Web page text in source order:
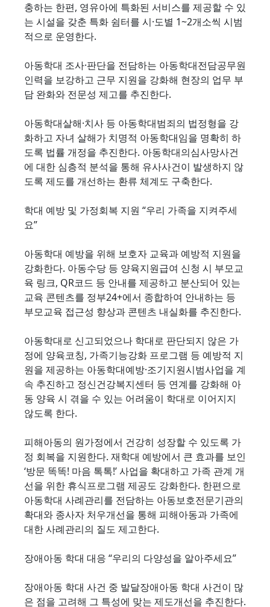
충하는 한편, 영유아에 특화된 서비스를 제공할 수 있
는 시설을 갖춘 특화 쉼터를 시·도별 1~2개소씩 시범
적으로 운영한다.
아동학대 조사·판단을 전담하는 아동학대전담공무원
인력을 보강하고 근무 지원을 강화해 현장의 업무 부
담 완화와 전문성 제고를 추진한다.
아동학대살해·치사 등 아동학대범죄의 법정형을 강
화하고 자녀 살해가 치명적 아동학대임을 명확히 하
도록 법률 개정을 추진한다. 아동학대의심사망사건
에 대한 심층적 분석을 통해 유사사건이 발생하지 않
도록 제도를 개선하는 환류 체계도 구축한다.
학대 예방 및 가정회복 지원 “우리 가족을 지켜주세
요”
아동학대 예방을 위해 보호자 교육과 예방적 지원을
강화한다. 아동수당 등 양육지원급여 신청 시 부모교
육 링크, QR코드 등 안내를 제공하고 분산되어 있는
교육 콘텐츠를 정부24+에서 종합하여 안내하는 등
부모교육 접근성 향상과 콘텐츠 내실화를 추진한다.
아동학대로 신고되었으나 학대로 판단되지 않은 가
정에 양육코칭, 가족기능강화 프로그램 등 예방적 지
원을 제공하는 아동학대예방·조기지원시범사업을 계
속 추진하고 정신건강복지센터 등 연계를 강화해 아
동 양육 시 겪을 수 있는 어려움이 학대로 이어지지
않도록 한다.
피해아동의 원가정에서 건강히 성장할 수 있도록 가
정 회복을 지원한다. 재학대 예방에서 큰 효과를 보인
‘방문 똑똑! 마음 톡톡!’ 사업을 확대하고 가족 관계 개
선을 위한 휴식프로그램 제공도 강화한다. 한편으로
아동학대 사례관리를 전담하는 아동보호전문기관의
확대와 종사자 처우개선을 통해 피해아동과 가족에
대한 사례관리의 질도 제고한다.
장애아동 학대 대응 “우리의 다양성을 알아주세요”
장애아동 학대 사건 중 발달장애아동 학대 사건이 많
은 점을 고려해 그 특성에 맞는 제도개선을 추진한다.